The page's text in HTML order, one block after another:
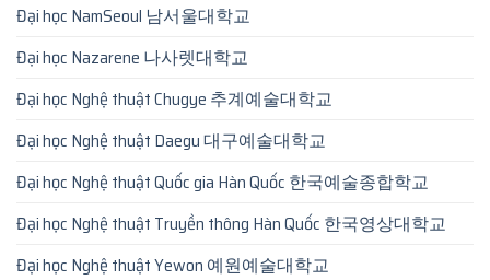
Đại học NamSeoul 남서울대학교
Đại học Nazarene 나사렛대학교
Đại học Nghệ thuật Chugye 추계예술대학교
Đại học Nghệ thuật Daegu 대구예술대학교
Đại học Nghệ thuật Quốc gia Hàn Quốc 한국예술종합학교
Đại học Nghệ thuật Truyền thông Hàn Quốc 한국영상대학교
Đại học Nghệ thuật Yewon 예원예술대학교